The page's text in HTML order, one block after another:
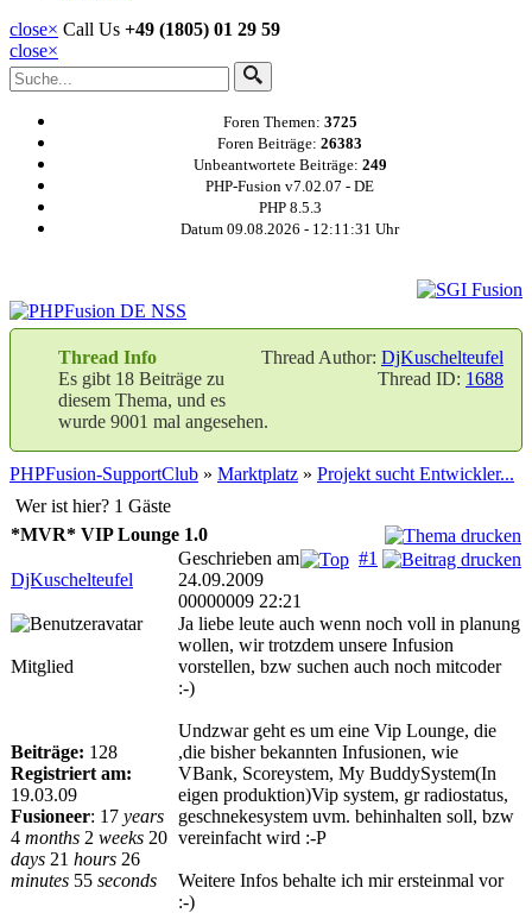
close× Call Us +49 (1805) 01 29 59
close×
Foren Themen: 3725
Foren Beiträge: 26383
Unbeantwortete Beiträge: 249
PHP-Fusion v7.02.07 - DE
PHP 8.5.3
Datum 09.08.2026 - 12:11:32 Uhr
Thread Author: DjKuschelteufel
Thread ID: 1688
Thread Info
Es gibt 18 Beiträge zu
diesem Thema, und es
wurde 9001 mal angesehen.
PHPFusion-SupportClub » Marktplatz » Projekt sucht Entwickler...
Wer ist hier? 1 Gäste
*MVR* VIP Lounge 1.0
DjKuschelteufel
#1
Geschrieben am
24.09.2009
00000009 22:21
Mitglied
Beiträge: 128
Registriert am:
19.03.09
Fusioneer: 17 years
4 months 2 weeks 20
days 21 hours 26
minutes 55 seconds
Ja liebe leute auch wenn noch voll in planung
wollen, wir trotzdem unsere Infusion
vorstellen, bzw suchen auch noch mitcoder
:-)
Undzwar geht es um eine Vip Lounge, die
,die bisher bekannten Infusionen, wie
VBank, Scoreystem, My BuddySystem(In
eigen produktion)Vip system, gr radiostatus,
geschnekesystem uvm. behinhalten soll, bzw
vereinfacht wird :-P
Weitere Infos behalte ich mir ersteinmal vor
:-)